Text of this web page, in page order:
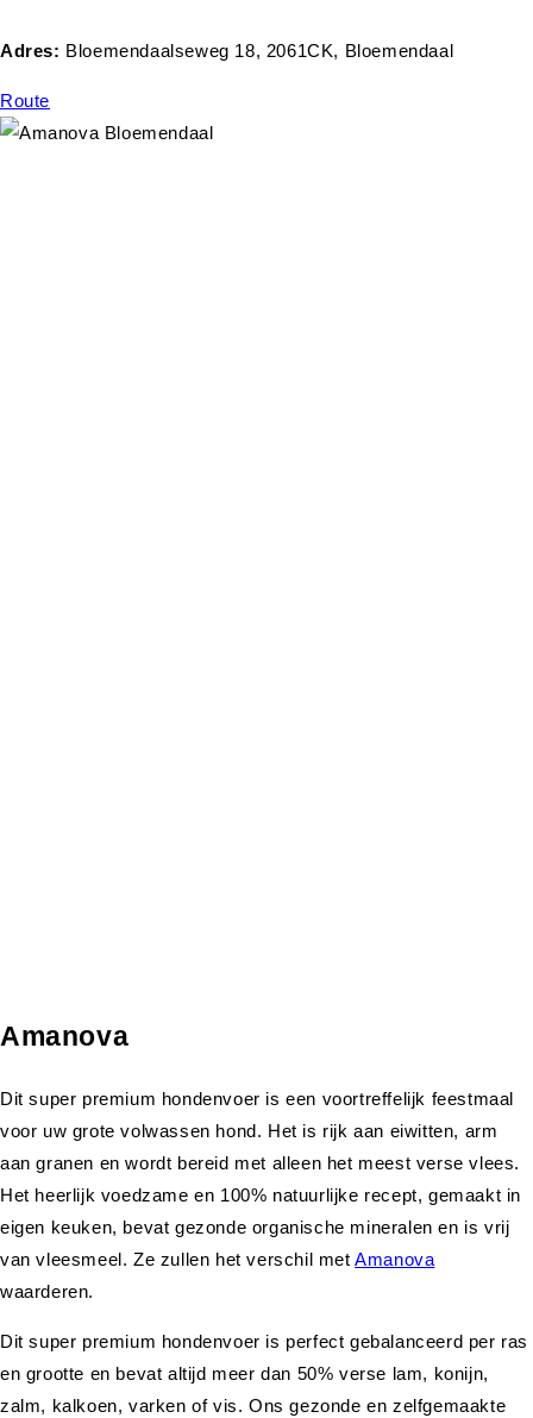
Adres: Bloemendaalseweg 18, 2061CK, Bloemendaal
Route
Amanova
Dit super premium hondenvoer is een voortreffelijk feestmaal
voor uw grote volwassen hond. Het is rijk aan eiwitten, arm
aan granen en wordt bereid met alleen het meest verse vlees.
Het heerlijk voedzame en 100% natuurlijke recept, gemaakt in
eigen keuken, bevat gezonde organische mineralen en is vrij
van vleesmeel. Ze zullen het verschil metAmanova
waarderen.
Dit super premium hondenvoer is perfect gebalanceerd per ras
en grootte en bevat altijd meer dan 50% verse lam, konijn,
zalm, kalkoen, varken of vis. Ons gezonde en zelfgemaakte